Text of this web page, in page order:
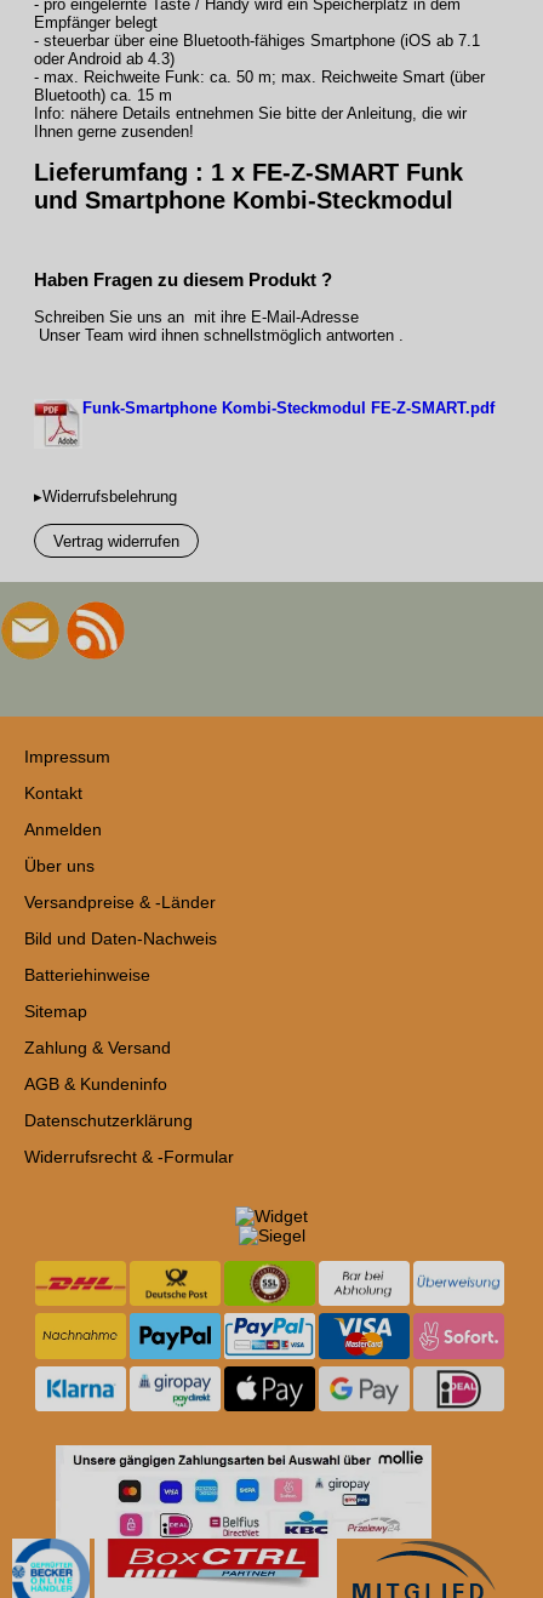
- pro eingelernte Taste / Handy wird ein Speicherplatz in dem
Empfänger belegt
- steuerbar über eine Bluetooth-fähiges Smartphone (iOS ab 7.1
oder Android ab 4.3)
- max. Reichweite Funk: ca. 50 m; max. Reichweite Smart (über
Bluetooth) ca. 15 m
Info: nähere Details entnehmen Sie bitte der Anleitung, die wir
Ihnen gerne zusenden!
Lieferumfang : 1 x FE-Z-SMART Funk
und Smartphone Kombi-Steckmodul
Haben Fragen zu diesem Produkt ?
Schreiben Sie uns an mit ihre E-Mail-Adresse
Unser Team wird ihnen schnellstmöglich antworten .
Funk-Smartphone Kombi-Steckmodul FE-Z-SMART.pdf
▸Widerrufsbelehrung
Vertrag widerrufen
Impressum
Kontakt
Anmelden
Über uns
Versandpreise & -Länder
Bild und Daten-Nachweis
Batteriehinweise
Sitemap
Zahlung & Versand
AGB & Kundeninfo
Datenschutzerklärung
Widerrufsrecht & -Formular